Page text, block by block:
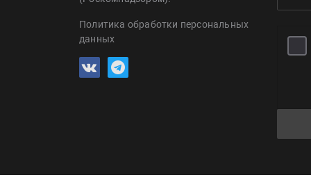
Политика обработки персональных
данных